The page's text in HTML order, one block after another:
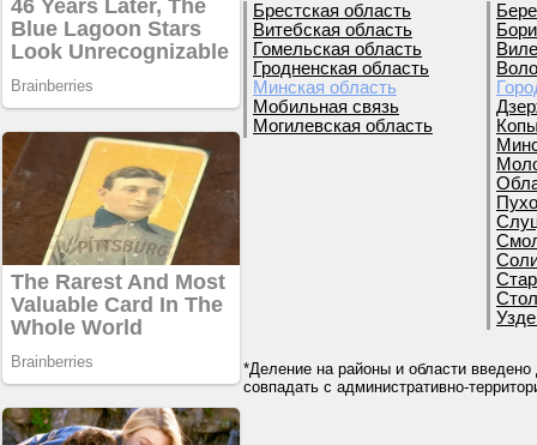
Брестская область
Витебская область
Гомельская область
Гродненская область
Минская область
Мобильная связь
Могилевская область
*Деление на районы и области введено
совпадать с административно-